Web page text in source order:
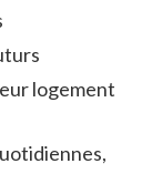
logement